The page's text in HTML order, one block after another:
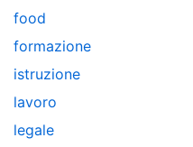
food
formazione
istruzione
lavoro
legale